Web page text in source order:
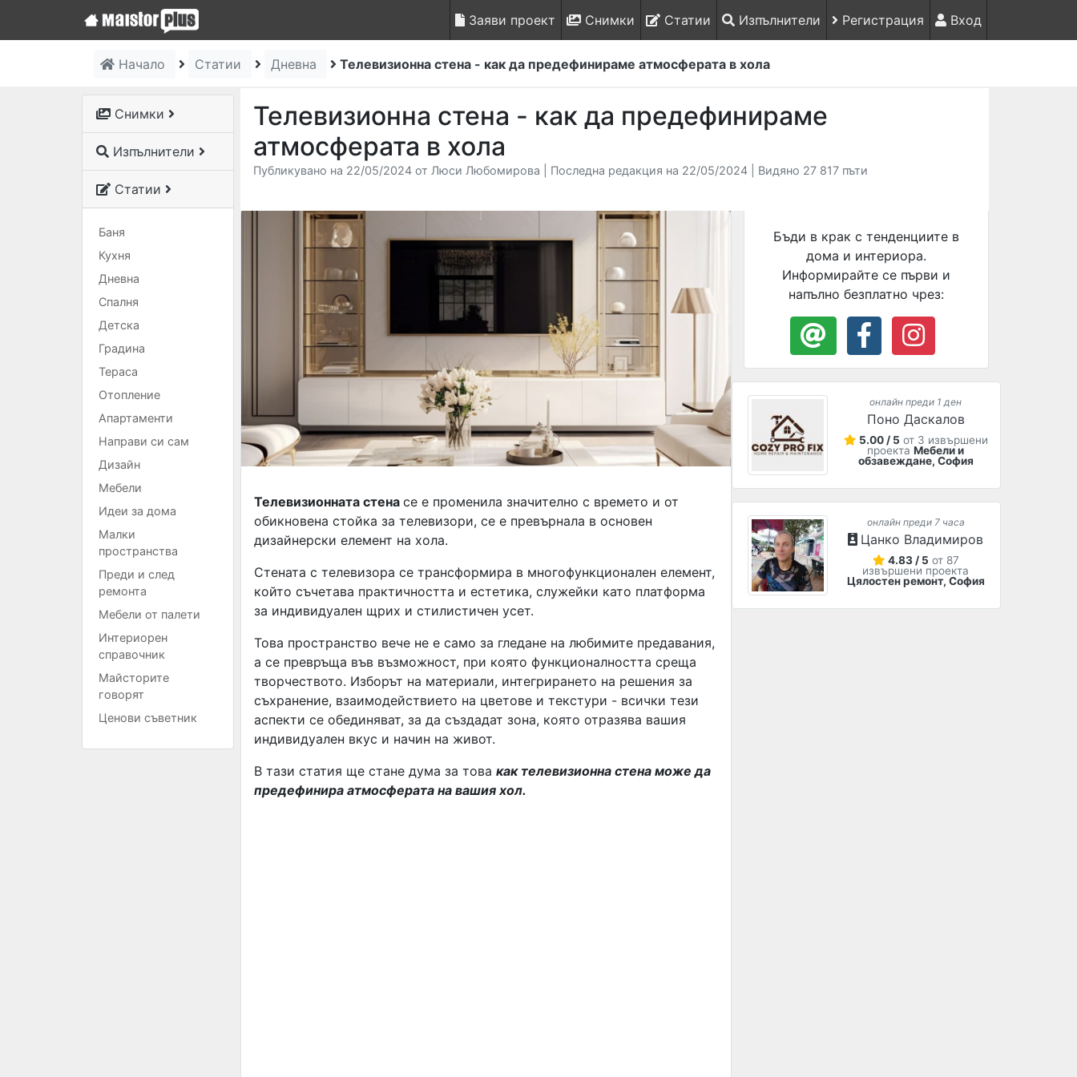
Заяви проект Снимки Статии Изпълнители Регистрация Вход
Начало Статии Дневна Телевизионна стена - как да предефинираме атмосферата в хола
Снимки
Изпълнители
Статии
Баня
Кухня
Дневна
Спалня
Детска
Градина
Тераса
Отопление
Апартаменти
Направи си сам
Дизайн
Мебели
Идеи за дома
Малки
пространства
Преди и след
ремонта
Мебели от палети
Интериорен
справочник
Майсторите
говорят
Ценови съветник
Телевизионна стена - как да предефинираме
атмосферата в хола
Публикувано на 22/05/2024 от Люси Любомирова | Последна редакция на 22/05/2024 | Видяно 27 817 пъти
Телевизионната стена се е променила значително с времето и от
обикновена стойка за телевизори, се е превърнала в основен
дизайнерски елемент на хола.
Стената с телевизора се трансформира в многофункционален елемент,
който съчетава практичността и естетика, служейки като платформа
за индивидуален щрих и стилистичен усет.
Това пространство вече не е само за гледане на любимите предавания,
а се превръща във възможност, при която функционалността среща
творчеството. Изборът на материали, интегрирането на решения за
съхранение, взаимодействието на цветове и текстури - всички тези
аспекти се обединяват, за да създадат зона, която отразява вашия
индивидуален вкус и начин на живот.
В тази статия ще стане дума за това как телевизионна стена може да
предефинира атмосферата на вашия хол.
Бъди в крак с тенденциите в
дома и интериора.
Информирайте се първи и
напълно безплатно чрез:
онлайн преди 1 ден
Поно Даскалов
5.00 / 5 от 3 извършени
проектаМебели и
обзавеждане, София
онлайн преди 7 часа
Цанко Владимиров
4.83 / 5 от 87
извършени проекта
Цялостен ремонт, София